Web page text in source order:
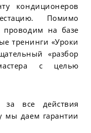
кондиционеров
Помимо
проводим на базе
тренинги «Уроки
«разбор
с целью
за все действия
мы даем гарантии